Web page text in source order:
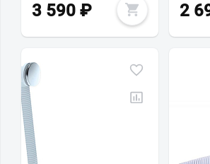
3 590 ₽ 2